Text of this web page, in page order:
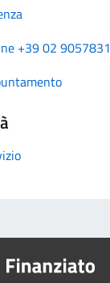
+39 02 9057831